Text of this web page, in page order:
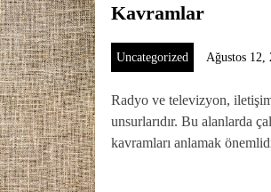
Kavramlar
Uncategorized Ağustos 12,
Radyo ve televizyon,
unsurlarıdır. Bu alanlarda
kavramları anlamak